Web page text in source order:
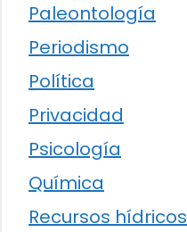
Paleontología
Periodismo
Política
Privacidad
Psicología
Química
Recursos hídricos